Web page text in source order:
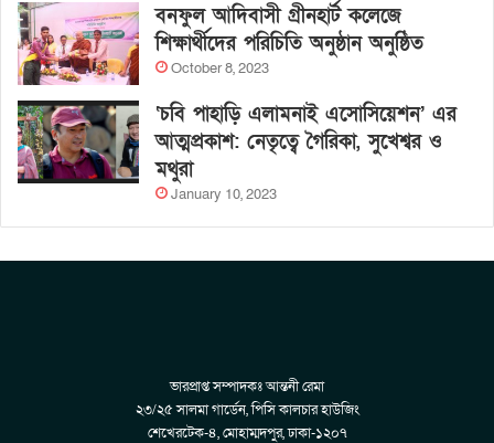
বনফুল আদিবাসী গ্রীনহার্ট কলেজে
শিক্ষার্থীদের পরিচিতি অনুষ্ঠান অনুষ্ঠিত
October 8, 2023
‘চবি পাহাড়ি এলামনাই এসোসিয়েশন’ এর
আত্মপ্রকাশ: নেতৃত্বে গৈরিকা, সুখেশ্বর ও
মথুরা
January 10, 2023
ভারপ্রাপ্ত সম্পাদকঃ আন্তনী রেমা
২৩/২৫ সালমা গার্ডেন, পিসি কালচার হাউজিং
শেখেরটেক-৪, মোহাম্মদপুর, ঢাকা-১২০৭